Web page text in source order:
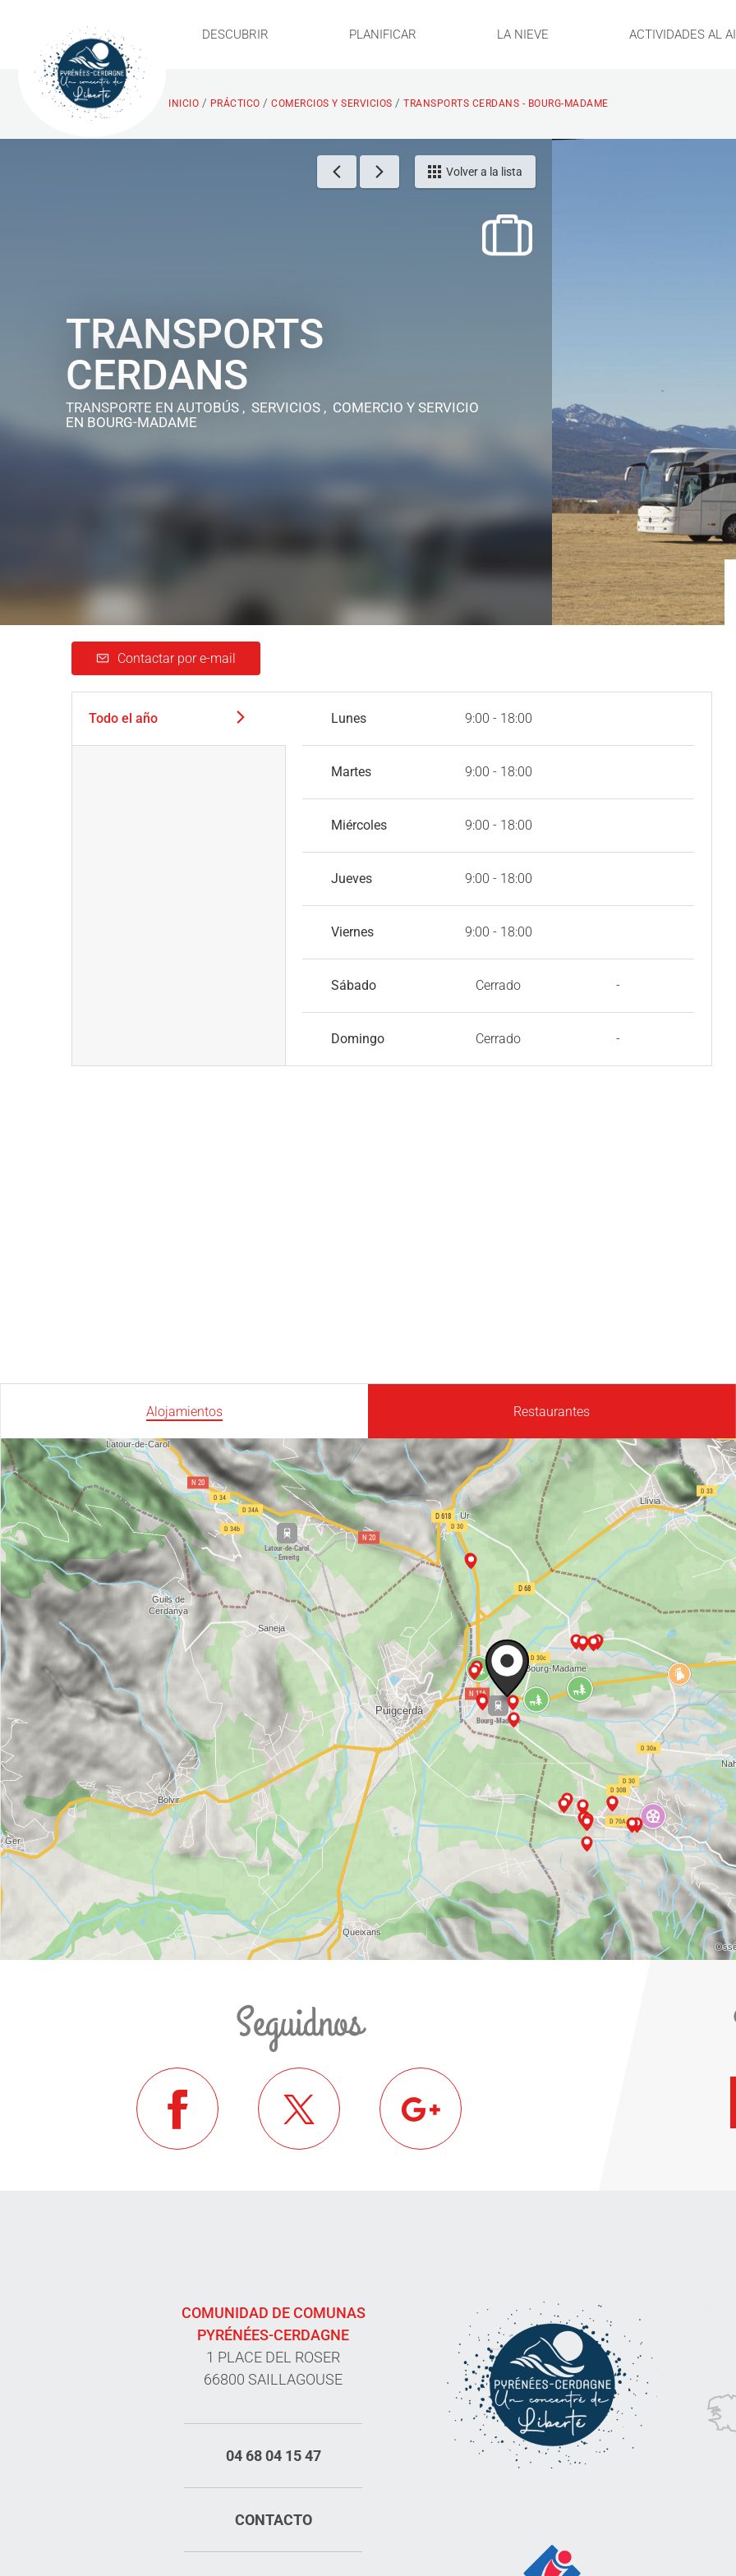
DESCUBRIR PLANIFICAR LA NIEVE ACTIVIDADES AL
INICIO / PRÁCTICO / COMERCIOS Y SERVICIOS / TRANSPORTS CERDANS - BOURG-MADAME
Volver a la lista
TRANSPORTS
CERDANS
TRANSPORTE EN AUTOBÚS , SERVICIOS , COMERCIO Y SERVICIO
EN BOURG-MADAME
Contactar por e-mail
Todo el año Lunes 9:00 - 18:00
Martes 9:00 - 18:00
Miércoles 9:00 - 18:00
Jueves 9:00 - 18:00
Viernes 9:00 - 18:00
Sábado Cerrado -
Domingo Cerrado -
Alojamientos Restaurantes
Seguidnos
COMUNIDAD DE COMUNAS
PYRÉNÉES-CERDAGNE
1 PLACE DEL ROSER
66800 SAILLAGOUSE
04 68 04 15 47
CONTACTO